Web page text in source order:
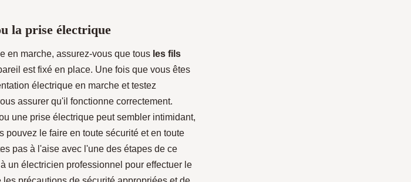
la prise électrique
en marche, assurez-vous que tous les fils
est fixé en place. Une fois que vous êtes
électrique en marche et testez
assurer qu'il fonctionne correctement.
une prise électrique peut sembler intimidant,
pouvez le faire en toute sécurité et en toute
pas à l'aise avec l'une des étapes de ce
un électricien professionnel pour effectuer le